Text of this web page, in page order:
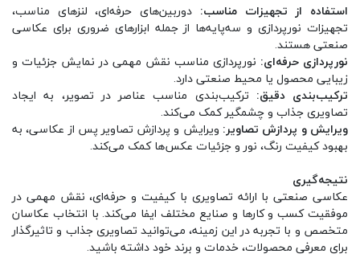
استفاده از تجهیزات مناسب: دوربین‌های حرفه‌ای، لنزهای مناسب،
تجهیزات نورپردازی و سه‌پایه‌ها از جمله ابزارهای ضروری برای عکاسی
صنعتی هستند.
نورپردازی حرفه‌ای: نورپردازی مناسب نقش مهمی در نمایش جزئیات و
زیبایی محصول یا محیط صنعتی دارد.
ترکیب‌بندی دقیق: ترکیب‌بندی مناسب عناصر در تصویر، به ایجاد
تصاویری جذاب و چشمگیر کمک می‌کند.
ویرایش و پردازش تصاویر: ویرایش و پردازش تصاویر پس از عکاسی، به
بهبود کیفیت رنگ، نور و جزئیات عکس‌ها کمک می‌کند.
نتیجه‌گیری
عکاسی صنعتی با ارائه تصاویری با کیفیت و حرفه‌ای، نقش مهمی در
موفقیت کسب و کارها و صنایع مختلف ایفا می‌کند. با انتخاب عکاسان
متخصص و با تجربه در این زمینه، می‌توانید تصاویری جذاب و تاثیرگذار
برای معرفی محصولات، خدمات و برند خود داشته باشید.